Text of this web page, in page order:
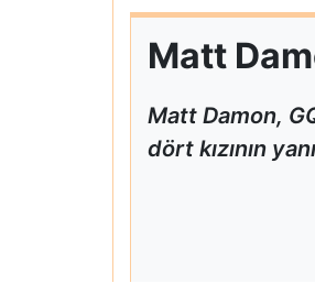
Matt
Matt Damon,
dört kızının